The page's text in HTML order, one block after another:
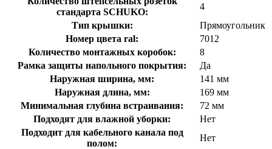
стандарта SCHUKO:
4
Тип крышки:
Прямоугольник
Номер цвета ral:
7012
Количество монтажных коробок:
8
Рамка защиты напольного покрытия:
Да
Наружная ширина, мм:
141 мм
Наружная длина, мм:
169 мм
Минимальная глубина встраивания:
72 мм
Подходят для влажной уборки:
Нет
Подходит для кабельного канала под
полом:
Нет